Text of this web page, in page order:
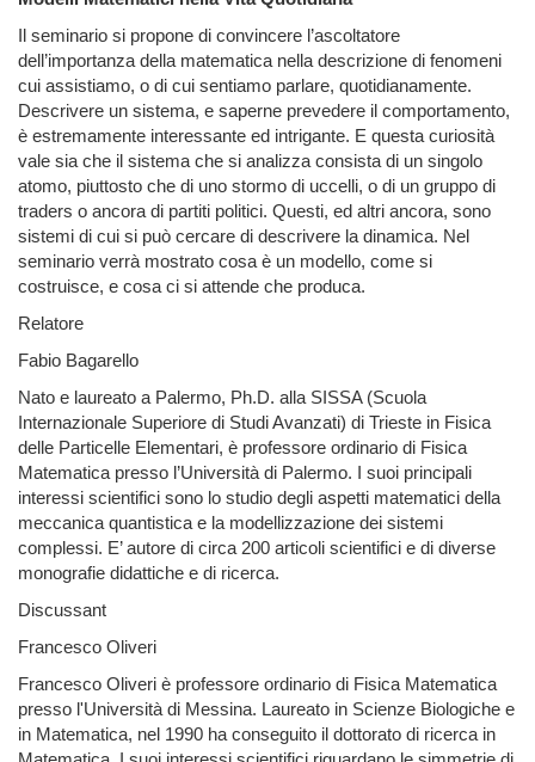
Il seminario si propone di convincere l’ascoltatore
dell’importanza della matematica nella descrizione di fenomeni
cui assistiamo, o di cui sentiamo parlare, quotidianamente.
Descrivere un sistema, e saperne prevedere il comportamento,
è estremamente interessante ed intrigante. E questa curiosità
vale sia che il sistema che si analizza consista di un singolo
atomo, piuttosto che di uno stormo di uccelli, o di un gruppo di
traders o ancora di partiti politici. Questi, ed altri ancora, sono
sistemi di cui si può cercare di descrivere la dinamica. Nel
seminario verrà mostrato cosa è un modello, come si
costruisce, e cosa ci si attende che produca.
Relatore
Fabio Bagarello
Nato e laureato a Palermo, Ph.D. alla SISSA (Scuola
Internazionale Superiore di Studi Avanzati) di Trieste in Fisica
delle Particelle Elementari, è professore ordinario di Fisica
Matematica presso l’Università di Palermo. I suoi principali
interessi scientifici sono lo studio degli aspetti matematici della
meccanica quantistica e la modellizzazione dei sistemi
complessi. E’ autore di circa 200 articoli scientifici e di diverse
monografie didattiche e di ricerca.
Discussant
Francesco Oliveri
Francesco Oliveri è professore ordinario di Fisica Matematica
presso l'Università di Messina. Laureato in Scienze Biologiche e
in Matematica, nel 1990 ha conseguito il dottorato di ricerca in